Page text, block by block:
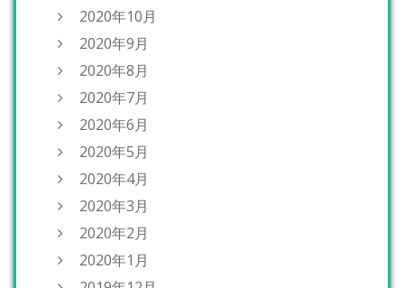
2020年10月
2020年9月
2020年8月
2020年7月
2020年6月
2020年5月
2020年4月
2020年3月
2020年2月
2020年1月